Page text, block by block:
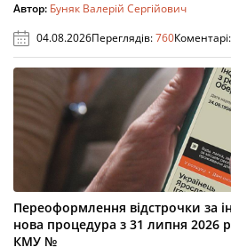
Автор: Буняк Валерій Сергійович
04.08.2026Переглядів:760Коментарі:
Переоформлення відстрочки за
нова процедура з 31 липня 2026
КМУ №